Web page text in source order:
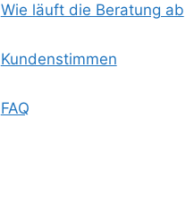
Wie läuft die Beratung ab
Kundenstimmen
FAQ